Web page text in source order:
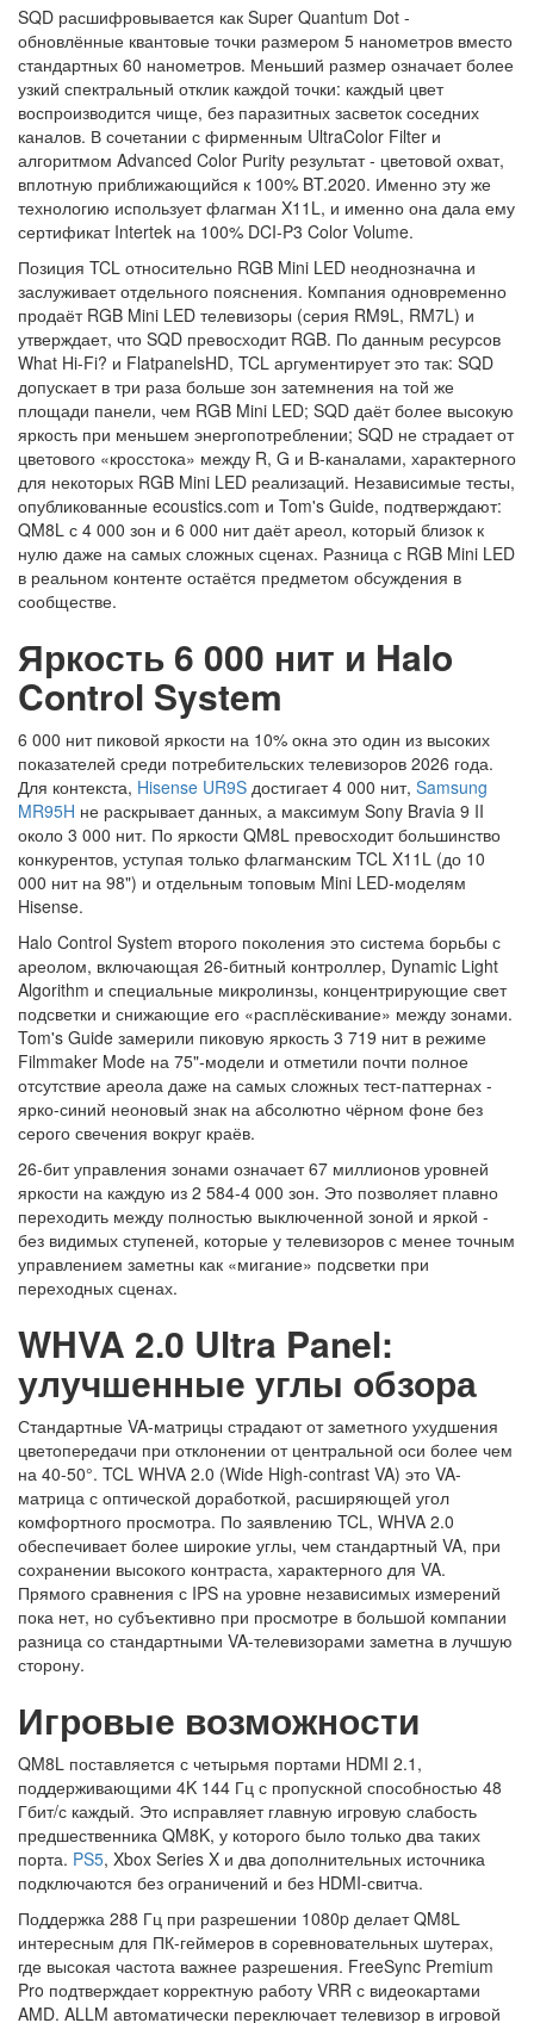
SQD расшифровывается как Super Quantum Dot -
обновлённые квантовые точки размером 5 нанометров вместо
стандартных 60 нанометров. Меньший размер означает более
узкий спектральный отклик каждой точки: каждый цвет
воспроизводится чище, без паразитных засветок соседних
каналов. В сочетании с фирменным UltraColor Filter и
алгоритмом Advanced Color Purity результат - цветовой охват,
вплотную приближающийся к 100% BT.2020. Именно эту же
технологию использует флагман X11L, и именно она дала ему
сертификат Intertek на 100% DCI-P3 Color Volume.
Позиция TCL относительно RGB Mini LED неоднозначна и
заслуживает отдельного пояснения. Компания одновременно
продаёт RGB Mini LED телевизоры (серия RM9L, RM7L) и
утверждает, что SQD превосходит RGB. По данным ресурсов
What Hi-Fi? и FlatpanelsHD, TCL аргументирует это так: SQD
допускает в три раза больше зон затемнения на той же
площади панели, чем RGB Mini LED; SQD даёт более высокую
яркость при меньшем энергопотреблении; SQD не страдает от
цветового «кросстока» между R, G и B-каналами, характерного
для некоторых RGB Mini LED реализаций. Независимые тесты,
опубликованные ecoustics.com и Tom's Guide, подтверждают:
QM8L с 4 000 зон и 6 000 нит даёт ареол, который близок к
нулю даже на самых сложных сценах. Разница с RGB Mini LED
в реальном контенте остаётся предметом обсуждения в
сообществе.
Яркость 6 000 нит и Halo
Control System
6 000 нит пиковой яркости на 10% окна это один из высоких
показателей среди потребительских телевизоров 2026 года.
Для контекста, Hisense UR9S достигает 4 000 нит, Samsung
MR95H не раскрывает данных, а максимум Sony Bravia 9 II
около 3 000 нит. По яркости QM8L превосходит большинство
конкурентов, уступая только флагманским TCL X11L (до 10
000 нит на 98") и отдельным топовым Mini LED-моделям
Hisense.
Halo Control System второго поколения это система борьбы с
ареолом, включающая 26-битный контроллер, Dynamic Light
Algorithm и специальные микролинзы, концентрирующие свет
подсветки и снижающие его «расплёскивание» между зонами.
Tom's Guide замерили пиковую яркость 3 719 нит в режиме
Filmmaker Mode на 75"-модели и отметили почти полное
отсутствие ареола даже на самых сложных тест-паттернах -
ярко-синий неоновый знак на абсолютно чёрном фоне без
серого свечения вокруг краёв.
26-бит управления зонами означает 67 миллионов уровней
яркости на каждую из 2 584-4 000 зон. Это позволяет плавно
переходить между полностью выключенной зоной и яркой -
без видимых ступеней, которые у телевизоров с менее точным
управлением заметны как «мигание» подсветки при
переходных сценах.
WHVA 2.0 Ultra Panel:
улучшенные углы обзора
Стандартные VA-матрицы страдают от заметного ухудшения
цветопередачи при отклонении от центральной оси более чем
на 40-50°. TCL WHVA 2.0 (Wide High-contrast VA) это VA-
матрица с оптической доработкой, расширяющей угол
комфортного просмотра. По заявлению TCL, WHVA 2.0
обеспечивает более широкие углы, чем стандартный VA, при
сохранении высокого контраста, характерного для VA.
Прямого сравнения с IPS на уровне независимых измерений
пока нет, но субъективно при просмотре в большой компании
разница со стандартными VA-телевизорами заметна в лучшую
сторону.
Игровые возможности
QM8L поставляется с четырьмя портами HDMI 2.1,
поддерживающими 4K 144 Гц с пропускной способностью 48
Гбит/с каждый. Это исправляет главную игровую слабость
предшественника QM8K, у которого было только два таких
порта. PS5, Xbox Series X и два дополнительных источника
подключаются без ограничений и без HDMI-свитча.
Поддержка 288 Гц при разрешении 1080p делает QM8L
интересным для ПК-геймеров в соревновательных шутерах,
где высокая частота важнее разрешения. FreeSync Premium
Pro подтверждает корректную работу VRR с видеокартами
AMD. ALLM автоматически переключает телевизор в игровой